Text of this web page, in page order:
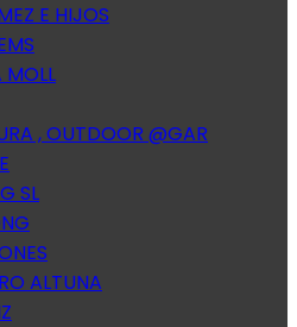
E HIJOS
, OUTDOOR @GAR
SL
ALTUNA